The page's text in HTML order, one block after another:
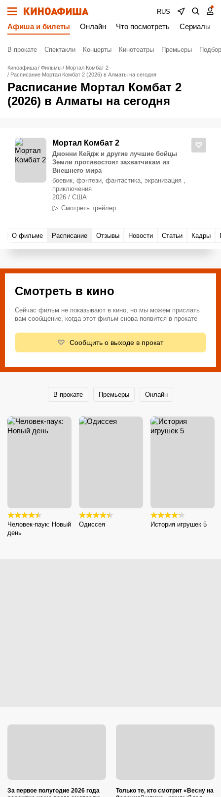
RUS
Афиша и билеты Онлайн Что посмотреть Сериалы
В прокате Спектакли Концерты Кинотеатры Премьеры
Киноафиша Фильмы
Мортал Комбат 2
Расписание Мортал Комбат 2 (2026) в Алматы на сегодня
Расписание Мортал Комбат 2
(2026) в Алматы на сегодня
Мортал Комбат 2
Джонни Кейдж и другие лучшие бойцы
Земли противостоят захватчикам из
Внешнего мира
боевик, фэнтези, фантастика, экранизация ,
приключения
2026 / США
Смотреть трейлер
О фильме Расписание Отзывы Новости Статьи Кадры
Смотреть в кино
Сейчас фильм не показывают в кино, но мы можем прислать
вам сообщение, когда этот фильм снова появится в прокате
Сообщить о выходе в прокат
В прокате Премьеры Онлайн
Человек-паук: Новый
день
Одиссея История игрушек 5
За первое полугодие 2026 года
Только те, кто смотрит «Весну на